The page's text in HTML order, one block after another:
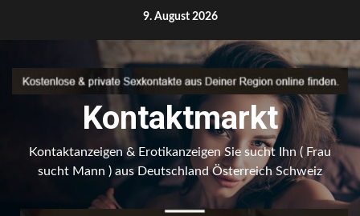
9. August 2026
Kontaktmarkt
Kontaktanzeigen & Erotikanzeigen Sie sucht Ihn ( Frau
sucht Mann ) aus Deutschland Österreich Schweiz